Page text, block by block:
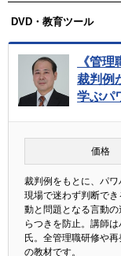
DVD・教育ツール
《管
裁判例
学ぶパ
価格
裁判例をもとに、パ
現場で迷わず判断で
動と問題となる言動
らつきを防止。講師
氏。全管理職研修や
の教材です。